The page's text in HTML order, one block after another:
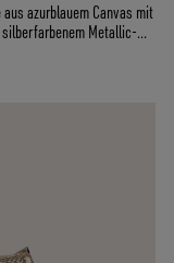
aus azurblauem Canvas mit
silberfarbenem Metallic-